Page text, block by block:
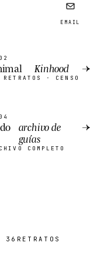
EMAIL
Kinhood →
· CENSO
archivo de
guías
→
COMPLETO
36 RETRATOS